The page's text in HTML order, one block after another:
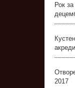
Рок
2017